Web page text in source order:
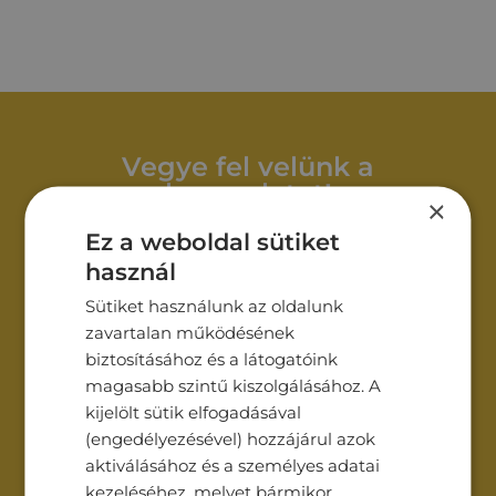
Vegye fel velünk a
kapcsolatot!
Név*
Cégnév
Email*
×
Ez a weboldal sütiket
használ
Sütiket használunk az oldalunk
zavartalan működésének
biztosításához és a látogatóink
magasabb szintű kiszolgálásához. A
kijelölt sütik elfogadásával
(engedélyezésével) hozzájárul azok
aktiválásához és a személyes adatai
kezeléséhez, melyet bármikor